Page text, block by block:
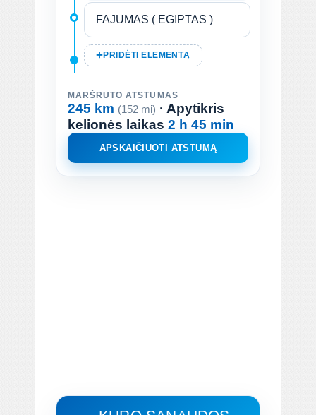
PRIDĖTI ELEMENTĄ
MARŠRUTO ATSTUMAS
245 km (152 mi) · Apytikris
kelionės laikas 2 h 45 min
APSKAIČIUOTI ATSTUMĄ